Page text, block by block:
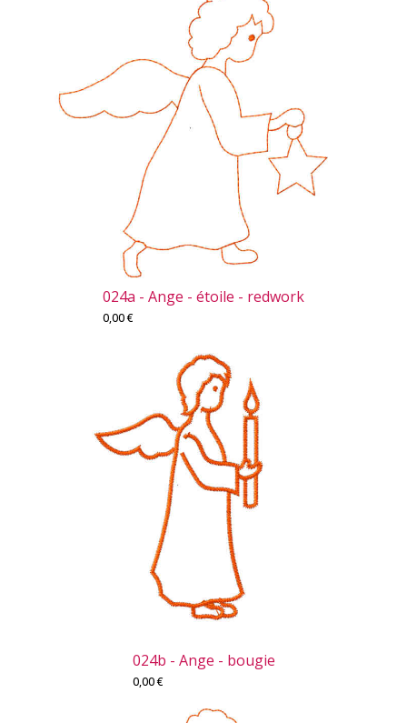
024a - Ange - étoile - redwork
0,00€
024b - Ange - bougie
0,00€